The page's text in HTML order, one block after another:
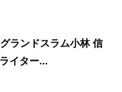
ランドスラム小林 信
イター...